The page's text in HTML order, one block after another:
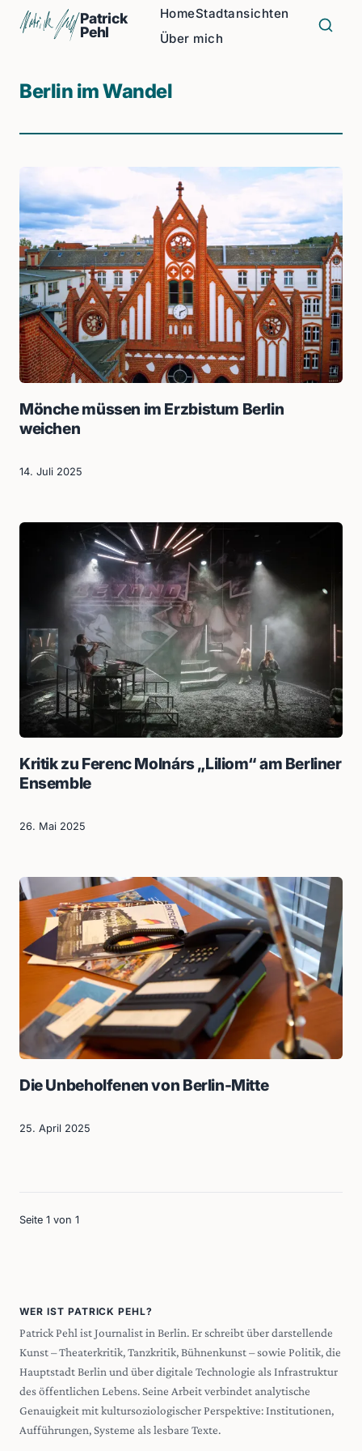
Patrick
Pehl
HomeStadtansichten
Über mich
Berlin im Wandel
Mönche müssen im Erzbistum Berlin
weichen
14. Juli 2025
Kritik zu Ferenc Molnárs „Liliom“ am Berliner
Ensemble
26. Mai 2025
Die Unbeholfenen von Berlin-Mitte
25. April 2025
Seite 1 von 1
WER IST PATRICK PEHL?
Patrick Pehl ist Journalist in Berlin. Er schreibt über darstellende
Kunst – Theaterkritik, Tanzkritik, Bühnenkunst – sowie Politik, die
Hauptstadt Berlin und über digitale Technologie als Infrastruktur
des öffentlichen Lebens. Seine Arbeit verbindet analytische
Genauigkeit mit kultursoziologischer Perspektive: Institutionen,
Aufführungen, Systeme als lesbare Texte.